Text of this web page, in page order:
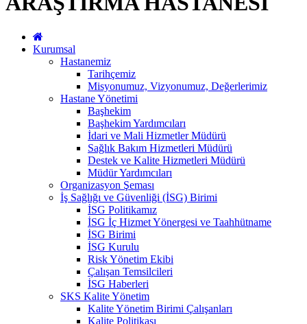
Kurumsal
Hastanemiz
Tarihçemiz
Misyonumuz, Vizyonumuz, Değerlerimiz
Hastane Yönetimi
Başhekim
Başhekim Yardımcıları
İdari ve Mali Hizmetler Müdürü
Sağlık Bakım Hizmetleri Müdürü
Destek ve Kalite Hizmetleri Müdürü
Müdür Yardımcıları
Organizasyon Şeması
İş Sağlığı ve Güvenliği (İSG) Birimi
İSG Politikamız
İSG İç Hizmet Yönergesi ve Taahhütname
İSG Birimi
İSG Kurulu
Risk Yönetim Ekibi
Çalışan Temsilcileri
İSG Haberleri
SKS Kalite Yönetim
Kalite Yönetim Birimi Çalışanları
Kalite Politikası